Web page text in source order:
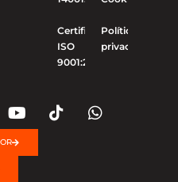
Certificado
ISO
9001:2015
Política de
privacidade